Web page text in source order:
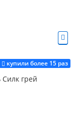
купили более 15 раз
грей